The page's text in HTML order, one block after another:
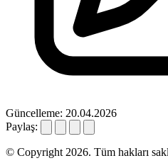
Güncelleme: 20.04.2026
Paylaş:
© Copyright 2026. Tüm hakları